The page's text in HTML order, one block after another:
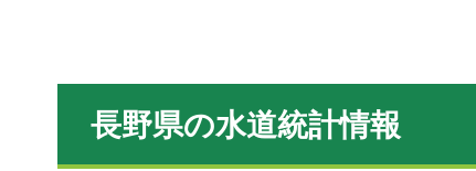
長野県の水道統計情報